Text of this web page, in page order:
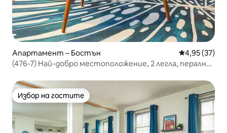
Апартамент – Бостън Средна
4,95 (37)
(476-7) Най-добро местоположение, 2 легла, пералня/
Избор на гостите
Избор на гостите